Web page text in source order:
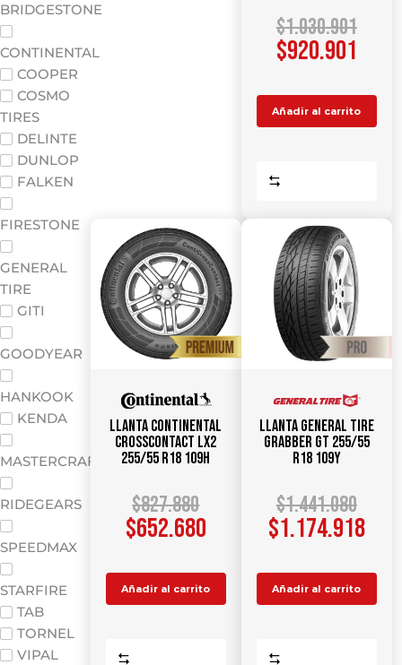
BRIDGESTONE
CONTINENTAL
COOPER
COSMO
TIRES
DELINTE
DUNLOP
FALKEN
FIRESTONE
GENERAL
TIRE
GITI
GOODYEAR
HANKOOK
KENDA
MASTERCRAFT
RIDEGEARS
SPEEDMAX
STARFIRE
TAB
TORNEL
VIPAL
$1.030.901
$920.901
Añadir al carrito
Llanta CONTINENTAL
CrossContact LX2
255/55 R18 109H
$827.880
$652.680
Añadir al carrito
Llanta GENERAL TIRE
Grabber GT 255/55
R18 109Y
$1.441.080
$1.174.918
Añadir al carrito